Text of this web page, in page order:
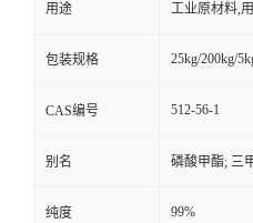
用途 工业原材料,
包装规格 25kg/200kg/
CAS编号 512-56-1
别名 磷酸甲酯; 三
纯度 99%